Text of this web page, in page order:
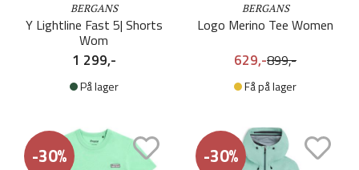
BERGANS
Y Lightline Fast 5| Shorts
Wom
1 299,-
På lager
BERGANS
Logo Merino Tee Women
899,-
629,-
Få på lager
-30% -30%